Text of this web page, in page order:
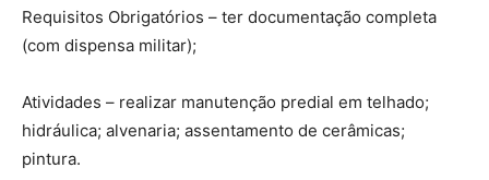
Requisitos Obrigatórios – ter documentação completa
(com dispensa militar);
Atividades – realizar manutenção predial em telhado;
hidráulica; alvenaria; assentamento de cerâmicas;
pintura.